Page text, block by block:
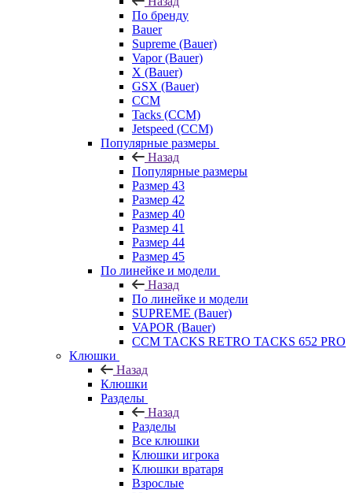
По бренду
Bauer
Supreme (Bauer)
Vapor (Bauer)
X (Bauer)
GSX (Bauer)
CCM
Tacks (CCM)
Jetspeed (CCM)
Популярные размеры
Назад
Популярные размеры
Размер 43
Размер 42
Размер 40
Размер 41
Размер 44
Размер 45
По линейке и модели
Назад
По линейке и модели
SUPREME (Bauer)
VAPOR (Bauer)
CCM TACKS RETRO TACKS 652 PRO
Клюшки
Назад
Клюшки
Разделы
Назад
Разделы
Все клюшки
Клюшки игрока
Клюшки вратаря
Взрослые